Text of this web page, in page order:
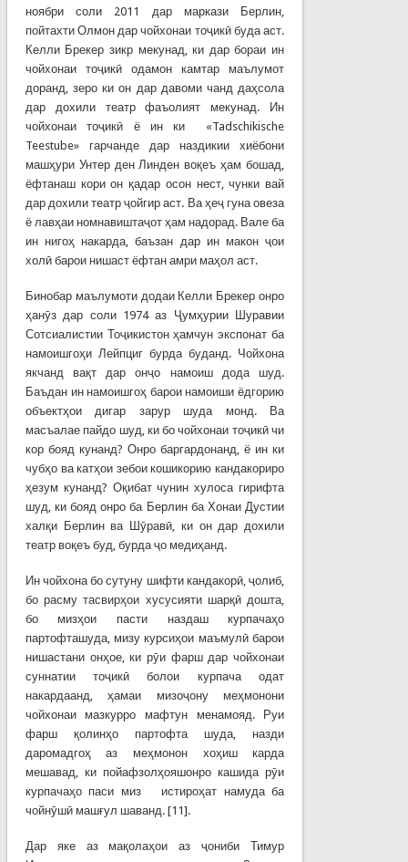
ноябри соли 2011 дар маркази Берлин,
пойтахти Олмон дар чойхонаи тоҷикӣ буда аст.
Келли Брекер зикр мекунад, ки дар бораи ин
чойхонаи тоҷикӣ одамон камтар маълумот
доранд, зеро ки он дар давоми чанд даҳсола
дар дохили театр фаъолият мекунад. Ин
чойхонаи тоҷикӣ ё ин ки «Tadschikische
Teestube» гарчанде дар наздикии хиёбони
машҳури Унтер ден Линден воқеъ ҳам бошад,
ёфтанаш кори он қадар осон нест, чунки вай
дар дохили театр ҷойгир аст. Ва ҳеҷ гуна овеза
ё лавҳаи номнавиштаҷот ҳам надорад. Вале ба
ин нигоҳ накарда, баъзан дар ин макон ҷои
холӣ барои нишаст ёфтан амри маҳол аст.
Бинобар маълумоти додаи Келли Брекер онро
ҳанӯз дар соли 1974 аз Ҷумҳурии Шуравии
Сотсиалистии Тоҷикистон ҳамчун экспонат ба
намоишгоҳи Лейпциг бурда буданд. Чойхона
якчанд вақт дар онҷо намоиш дода шуд.
Баъдан ин намоишгоҳ барои намоиши ёдгорию
объектҳои дигар зарур шуда монд. Ва
масъалае пайдо шуд, ки бо чойхонаи тоҷикӣ чи
кор бояд кунанд? Онро баргардонанд, ё ин ки
чубҳо ва катҳои зебои кошикорию кандакориро
ҳезум кунанд? Оқибат чунин хулоса гирифта
шуд, ки бояд онро ба Берлин ба Хонаи Дустии
халқи Берлин ва Шӯравӣ, ки он дар дохили
театр воқеъ буд, бурда ҷо медиҳанд.
Ин чойхона бо сутуну шифти кандакорӣ, ҷолиб,
бо расму тасвирҳои хусусияти шарқӣ дошта,
бо мизҳои пасти наздаш курпачаҳо
партофташуда, мизу курсиҳои маъмулӣ барои
нишастани онҳое, ки рӯи фарш дар чойхонаи
суннатии тоҷикӣ болои курпача одат
накардаанд, ҳамаи мизоҷону меҳмонони
чойхонаи мазкурро мафтун менамояд. Руи
фарш қолинҳо партофта шуда, назди
даромадгоҳ аз меҳмонон хоҳиш карда
мешавад, ки пойафзолҳояшонро кашида рӯи
курпачаҳо паси миз истироҳат намуда ба
чойнӯшӣ машғул шаванд. [11].
Дар яке аз мақолаҳои аз ҷониби Тимур